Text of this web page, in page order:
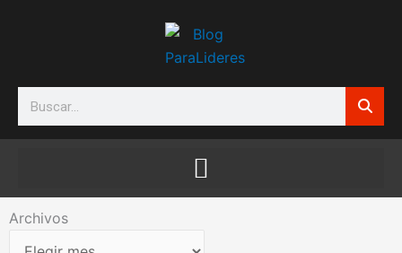
Search
Archivos
Archivos